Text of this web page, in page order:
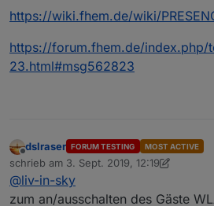
https://
https://wiki.fhem.de/wiki/
https://forum.fhem.de/index.php/
23.html#msg562823
Offline
dslraser FORUM TESTING MOST ACTIVE
schrieb am 3. Sept. 2019, 12:19
zuletzt editiert von dslraser9. März 2019,
@liv-in-sky
zum an/ausschalten des Gäste